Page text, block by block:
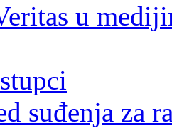
u
suđenja za